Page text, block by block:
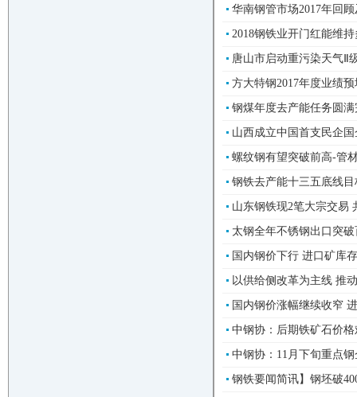
华南钢管市场2017年回
2018钢铁业开门红能维
唐山市启动重污染天气Ⅱ
方大特钢2017年度业绩
钢煤年度去产能任务圆
山西成立中国首支民企
螺纹钢有望突破前高-管
钢铁去产能十三五底线
山东钢铁现2笔大宗交易
太钢全年不锈钢出口突
国内钢价下行 进口矿库
以供给侧改革为主线 推
国内钢价涨幅继续收窄
中钢协：后期铁矿石价
中钢协：11月下旬重点
钢铁要闻简讯】钢坯破